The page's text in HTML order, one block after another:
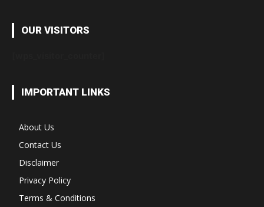
OUR VISITORS
IMPORTANT LINKS
About Us
Contact Us
Disclaimer
Privacy Policy
Terms & Conditions